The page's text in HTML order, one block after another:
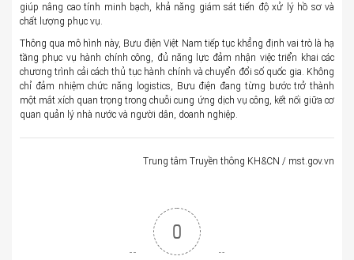
giúp nâng cao tính minh bạch, khả năng giám sát tiến độ xử lý hồ sơ và
chất lượng phục vụ.
Thông qua mô hình này, Bưu điện Việt Nam tiếp tục khẳng định vai trò là hạ
tầng phục vụ hành chính công, đủ năng lực đảm nhận việc triển khai các
chương trình cải cách thủ tục hành chính và chuyển đổi số quốc gia. Không
chỉ đảm nhiệm chức năng logistics, Bưu điện đang từng bước trở thành
một mắt xích quan trọng trong chuỗi cung ứng dịch vụ công, kết nối giữa cơ
quan quản lý nhà nước và người dân, doanh nghiệp.
Trung tâm Truyền thông KH&CN / mst.gov.vn
0